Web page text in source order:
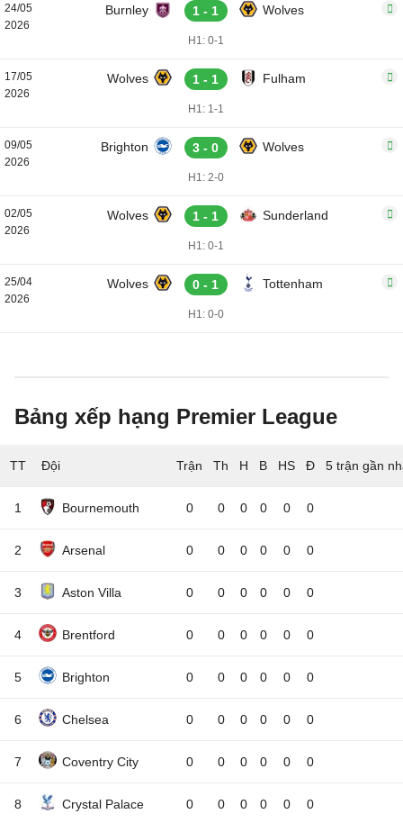
24/05
2026
Burnley 1 - 1 Wolves
H1: 0-1
17/05
2026
Wolves 1 - 1 Fulham
H1: 1-1
09/05
2026
Brighton 3 - 0 Wolves
H1: 2-0
02/05
2026
Wolves 1 - 1 Sunderland
H1: 0-1
25/04
2026
Wolves 0 - 1 Tottenham
H1: 0-0
Bảng xếp hạng Premier League
TT Đội 5 trận gần
1 Bournemouth 0 0 0 0 0 0
2 Arsenal 0 0 0 0 0 0
3 Aston Villa 0 0 0 0 0 0
4 Brentford 0 0 0 0 0 0
5 Brighton 0 0 0 0 0 0
6 Chelsea 0 0 0 0 0 0
7 Coventry City 0 0 0 0 0 0
8 Crystal Palace 0 0 0 0 0 0